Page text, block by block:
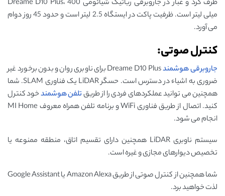
ظرف گرد و غبار در جاروبرقی رباتیک شیائومی Dreame D10 Plus، 400
میلی لیتر است. ظرفیت پاکت در ایستگاه 2.5 لیتر است و حدود 45 روز دوام
می آورد.
کنترل صوتی:
جاروبرقی هوشمند
Dreame D10 Plus برای ناوبری روان و بدون برخورد غیر
ضروری به اشیاء در دسترس است. حسگر LiDAR یک فناوری SLAM. شما
همچنین می توانید عملکردهای فردی را از طریقتلفن هوشمندخود کنترل
کنید. اتصال از طریق فناوری WiFi و برنامه تلفن همراه معروف MI Home
انجام می شود.
سیستم ناوبری LiDAR همچنین دارای تقسیم اتاق، منطقه ممنوعه یا
تخصیص دیوارهای مجازی و غیره است.
شما همچنین از کنترل صوتی از طریق Amazon Alexa یا Google Assistant
لذت خواهید برد.